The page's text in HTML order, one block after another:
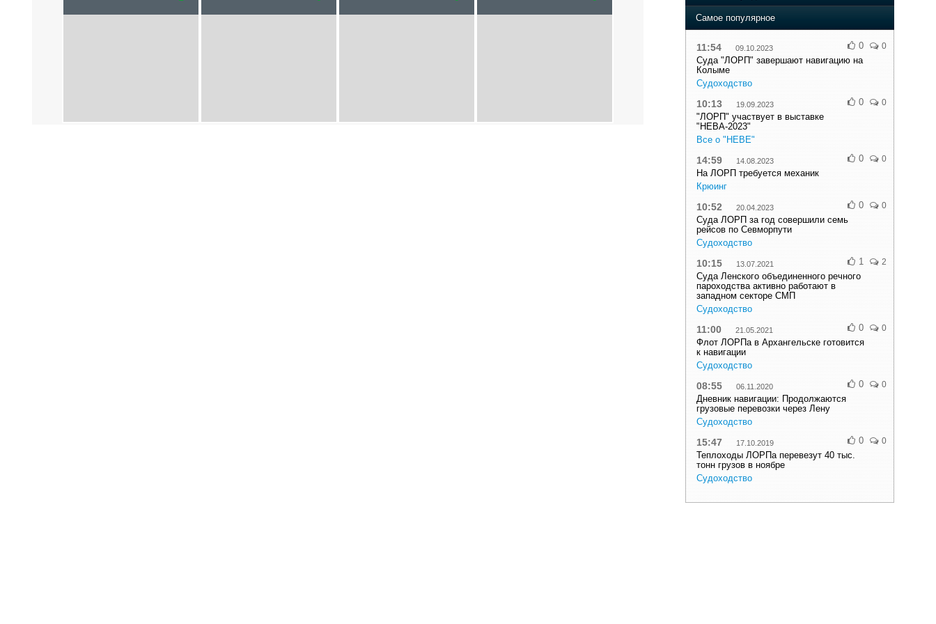
Самое популярное
11:54 09.10.2023
Суда "ЛОРП" завершают навигацию на
Колыме
Судоходство
0 0
10:13 19.09.2023
"ЛОРП" участвует в выставке
"НЕВА-2023"
Все о "НЕВЕ"
0 0
14:59 14.08.2023
На ЛОРП требуется механик
Крюинг
0 0
10:52 20.04.2023
Суда ЛОРП за год совершили семь
рейсов по Севморпути
Судоходство
0 0
10:15 13.07.2021
Суда Ленского объединенного речного
пароходства активно работают в
западном секторе СМП
Судоходство
1 2
11:00 21.05.2021
Флот ЛОРПа в Архангельске готовится
к навигации
Судоходство
0 0
08:55 06.11.2020
Дневник навигации: Продолжаются
грузовые перевозки через Лену
Судоходство
0 0
15:47 17.10.2019
Теплоходы ЛОРПа перевезут 40 тыс.
тонн грузов в ноябре
Судоходство
0 0